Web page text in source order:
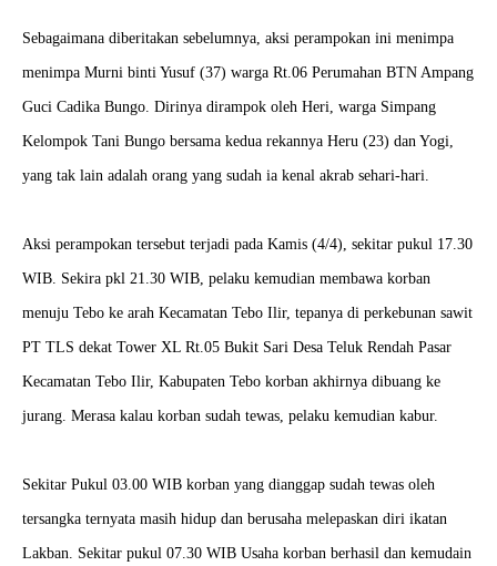
Sebagaimana diberitakan sebelumnya, aksi perampokan ini menimpa
menimpa Murni binti Yusuf (37) warga Rt.06 Perumahan BTN Ampang
Guci Cadika Bungo. Dirinya dirampok oleh Heri, warga Simpang
Kelompok Tani Bungo bersama kedua rekannya Heru (23) dan Yogi,
yang tak lain adalah orang yang sudah ia kenal akrab sehari-hari.
Aksi perampokan tersebut terjadi pada Kamis (4/4), sekitar pukul 17.30
WIB. Sekira pkl 21.30 WIB, pelaku kemudian membawa korban
menuju Tebo ke arah Kecamatan Tebo Ilir, tepanya di perkebunan sawit
PT TLS dekat Tower XL Rt.05 Bukit Sari Desa Teluk Rendah Pasar
Kecamatan Tebo Ilir, Kabupaten Tebo korban akhirnya dibuang ke
jurang. Merasa kalau korban sudah tewas, pelaku kemudian kabur.
Sekitar Pukul 03.00 WIB korban yang dianggap sudah tewas oleh
tersangka ternyata masih hidup dan berusaha melepaskan diri ikatan
Lakban. Sekitar pukul 07.30 WIB Usaha korban berhasil dan kemudain